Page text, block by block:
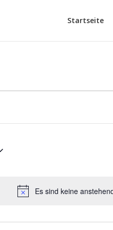
Startseite
Es sind keine